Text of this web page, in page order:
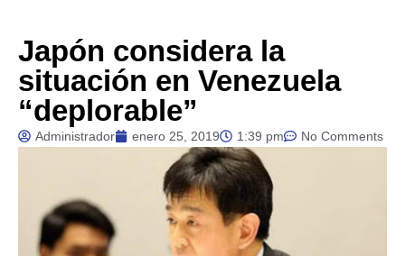
Japón considera la
situación en Venezuela
“deplorable”
Administrador enero 25, 2019 1:39 pm No Comments